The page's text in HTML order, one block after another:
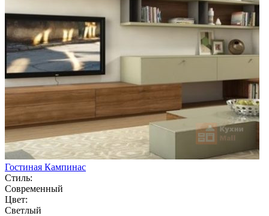
Гостиная Кампинас
Стиль:
Современный
Цвет:
Светлый